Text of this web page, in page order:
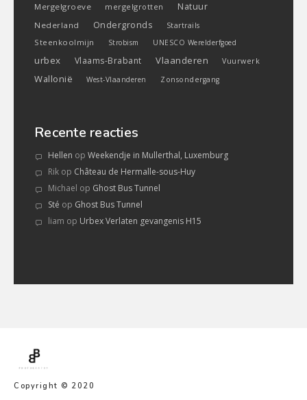
Mergelgroeve mergelgrotten Natuur
Nederland Ondergronds Startrails
Steenkoolmijn Strobism UNESCO Werelderfgoed
urbex Vlaams-Brabant Vlaanderen Vuurwerk
Wallonië West-Vlaanderen Zonsondergang
Recente reacties
Hellen op Weekendje in Mullerthal, Luxemburg
Rik op Château de Hermalle-sous-Huy
Michael op Ghost Bus Tunnel
Sté op Ghost Bus Tunnel
liam op Urbex Verlaten gevangenis H15
Copyright © 2020